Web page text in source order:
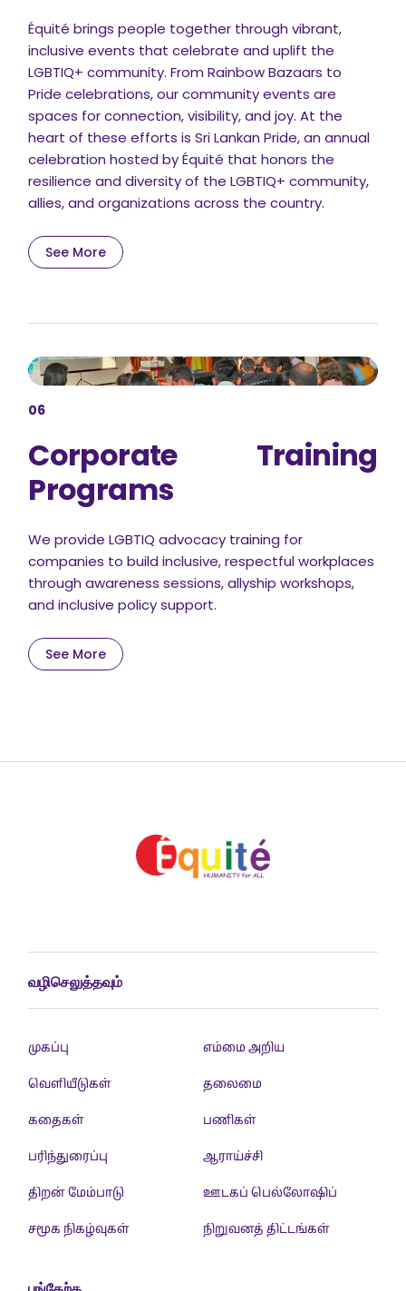
Équité brings people together through vibrant,
inclusive events that celebrate and uplift the
LGBTIQ+ community. From Rainbow Bazaars to
Pride celebrations, our community events are
spaces for connection, visibility, and joy. At the
heart of these efforts is Sri Lankan Pride, an annual
celebration hosted by Équité that honors the
resilience and diversity of the LGBTIQ+ community,
allies, and organizations across the country.
See More
06
Corporate Training
Programs
We provide LGBTIQ advocacy training for
companies to build inclusive, respectful workplaces
through awareness sessions, allyship workshops,
and inclusive policy support.
See More
வழிசெலுத்தவும்
முகப்பு எம்மை அறிய
வெளியீடுகள் தலைமை
கதைகள் பணிகள்
பரிந்துரைப்பு ஆராய்ச்சி
திறன் மேம்பாடு ஊடகப் பெல்லோஷிப்
சமூக நிகழ்வுகள் நிறுவனத் திட்டங்கள்